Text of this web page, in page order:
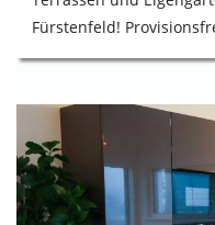
Fürstenfeld!